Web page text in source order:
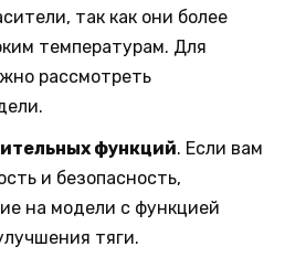
так как они более
температурам. Для
рассмотреть
функций. Если вам
и безопасность,
на модели с функцией
тяги.